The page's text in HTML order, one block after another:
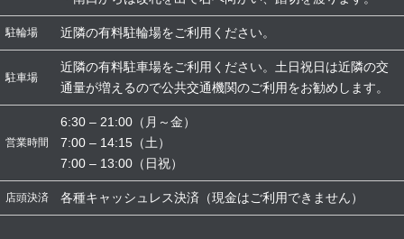
駐輪場 近隣の有料駐輪場をご利用ください。
駐車場
近隣の有料駐車場をご利用ください。土日祝日は近隣の交
通量が増えるので公共交通機関のご利用をお勧めします。
営業時間
6:30 – 21:00（月～金）
7:00 – 14:15（土）
7:00 – 13:00（日祝）
店頭決済 各種キャッシュレス決済（現金はご利用できません）